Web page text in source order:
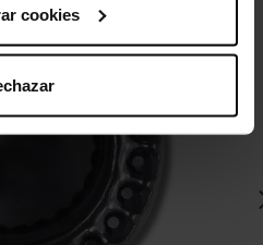
cookies